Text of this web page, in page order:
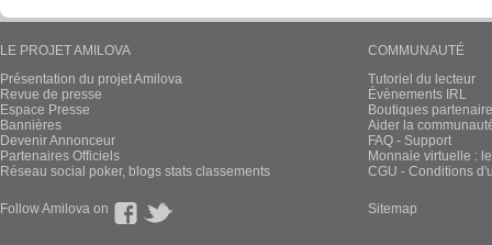
LE PROJET AMILOVA
Présentation du projet Amilova
Revue de presse
Espace Presse
Bannières
Devenir Annonceur
Partenaires Officiels
Réseau social poker, blogs stats classements
COMMUNAUTÉ
Tutoriel du lecteur
Évènements IRL
Boutiques
Aider la
FAQ - Support
Monnaie virtuelle :
CGU - Conditions
Follow Amilova on Sitemap